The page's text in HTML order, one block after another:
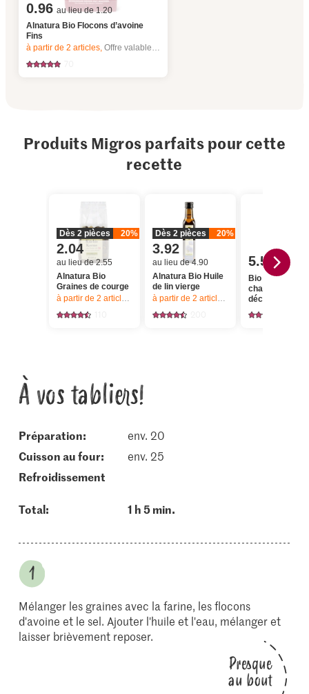
0.96 au lieu de 1.20
Alnatura Bio Flocons d’avoine
Fins
à partir de 2articles,Offre valable du 6.8 au 12.8.2026, jusqu’à épuisement du stock.
Produits Migros parfaits pour cette
recette
Dès 2 pièces 20%
2.04
au lieu de 2.55
Alnatura Bio
Graines de courge
à partir de 2 articles, Offre valable du 6.8 au 12.8.2026, jusqu’à
Dès 2 pièces 20%
3.92
au lieu de 4.90
Alnatura Bio Huile
de lin vierge
à partir de 2 articles, Offre valable du
5.50
Bio Graines de
chanvre
décortiquées
À vos tabliers!
Préparation:
env. 20
cuisson au four:
env. 25
refroidissement
Total: 1 h 5 min.
Mélanger les graines avec la farine, les flocons
d'avoine et le sel. Ajouter l'huile et l'eau, mélanger et
laisser brièvement reposer.
Presque
au bout